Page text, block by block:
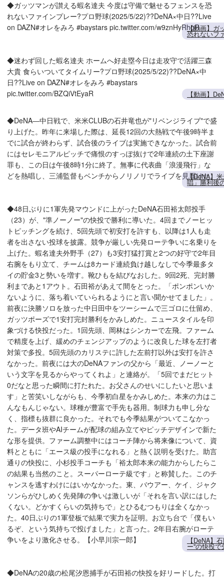
◆ガッツマンが讃える蝦名達夫 今度は守備で魅せるフェンスを恐
れないファインプレー?プロ野球(2025/5/22)??DeNA×中日??Live
on DAZN#オレをみろ #baystars pic.twitter.com/w9znHyRhgR【動画】ガ
恐れないフ
◆迷わず回した蝦名達夫 ホームへ好走塁今日は走攻守で活躍三森
大貴 食らいついてタイムリー?プロ野球(2025/5/22)??DeNA×中
日??Live on DAZN#オレをみろ #baystars
pic.twitter.com/BZQiVtEyaR
【動画】
◆DeNA―中日戦で、米米CLUBの石井竜也が"リベンジライブ"で盛
り上げた。昨年に来場した際は、延長12回の大熱戦で午後9時半ま
でに試合が終わらず、試合後のライブは実施できなかった。試合前
にはセレモニアルピッチで痛恨のすっぽ抜けで2年連続の土下座謝
罪も、この日は午後8時1分に終了。無事に代表曲「浪漫飛行」な
どを熱唱し、三浦監督もベンチからノリノリでライブを見届けた。
【DeNA】
唱」勝利後
◆48日ぶりに1軍先発マウンドに上がったDeNA石田裕太郎投手
（23）が、"準ノーノー"の快投で勝利に導いた。4回までノーヒッ
トピッチングを続け、5回先頭で初安打を許すも、以降は1人も走
者を出さない投球を披露。競争が厳しい先発ローテ争いに名乗りを
上げた。蝦名達夫外野手（27）も3安打猛打賞と2つの好守で2年目
右腕をもり立て、チームは8カード連続負け越しなしで今季最多タ
イの貯金3と勢いを増す。靴ひもを結びなおした。9回2死、完封勝
利まであと1アウト。石田裕があえて間をとった。「ポンポンいか
ないように、落ち着いていられるようにと言い聞かせてました」。
前夜に決勝ソロを放った中日田中をツーシームで三ゴロに仕留め、
ガッツポーズで1安打完封勝利をかみしめた。ニュースタイルを印
象づける快投だった。1回先頭、岡林はシンカーで左飛。ファーム
で精度を上げ、緩めのチェンジアップのように改良した球を左打者
対策で多投。5回先頭のカリステに許した左前打以外は安打を許さ
なかった。前夜には大のDeNAファンの父から「最近、ノーノーと
いう文字を見るからやってくれよ」と連絡が。「5回でまだヒット
0だなと思った瞬間に打たれた。お父さんのせいにしたいと思いま
す」と苦笑いしながらも、今季初白星をかみしめた。本来の力はこ
んなもんじゃない。球種が豊富で手先も器用。制球力も申し分な
く、指標も抜群に良かった。それでも今季結果がついてこなかっ
た。データ班やAIチームが配球の組み立てやピッチデザインで新た
な形を提供。ファーム調整中にはコーチ陣から将来像について、資
料とともに「エース級の投手になれる」と熱く説明を受けた。助言
通りの快投に、小杉投手コーチも「裕太郎本来の能力からしたらこ
の結果も当然のこと。スーパーローテ級です」と称賛した。このチ
ャンスを逃すわけにはいかなかった。東、バウアー、ケイ、ジャク
ソンらがひしめく先発陣の争いは激しいが「それを言い訳にはした
くない。どかすくらいの気持ちで」とひるむつもりは全くなかっ
た。40日ぶりの1軍登板で結果で実力を証明。お立ち台で「僕もい
るぞ、という気持ちで投げました」と言った。2年目右腕がローテ
争いをより激化させる。【小早川宗一郎】
【DeNA】
ー"の快投で
◆DeNAの20歳の松尾汐恩捕手が石田裕の快投を好リードした。打